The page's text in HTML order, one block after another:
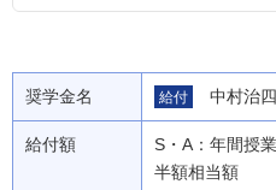
奨学金名 給付 中村治
給付額
S・A：年間授
半額相当額